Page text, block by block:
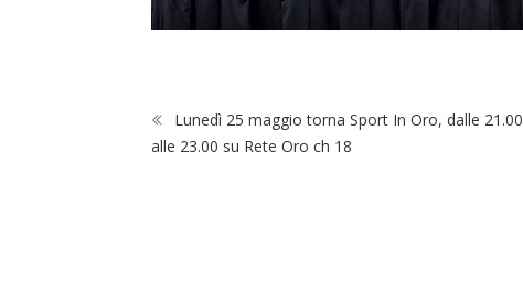
Lunedì 25 maggio torna Sport In Oro, dalle 21.00
alle 23.00 su Rete Oro ch 18